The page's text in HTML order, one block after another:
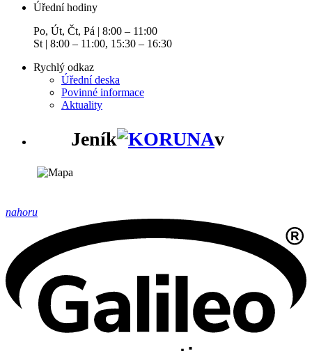
Úřední hodiny
Po, Út, Čt, Pá | 8:00 – 11:00
St | 8:00 – 11:00, 15:30 – 16:30
Rychlý odkaz
Úřední deska
Povinné informace
Aktuality
Jeník v
nahoru